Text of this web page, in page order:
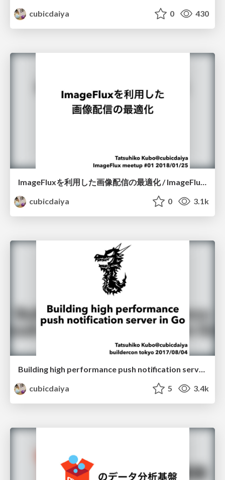
cubicdaiya
0 430
cubicdaiya
0 3.1k
Building high performance push notification server in Go
cubicdaiya
5 3.4k